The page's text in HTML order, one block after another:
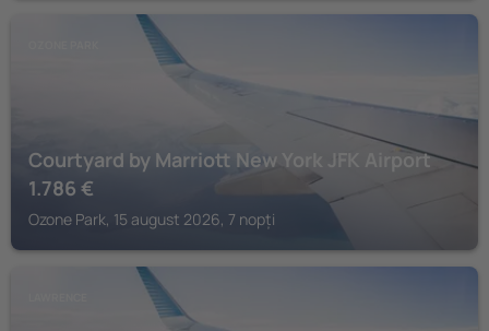
Courtyard by Marriott New York JFK Airport
1.786 €
Ozone Park, 15 august 2026, 7 nopți